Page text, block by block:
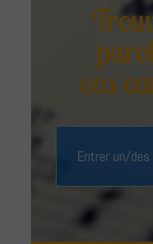
vos